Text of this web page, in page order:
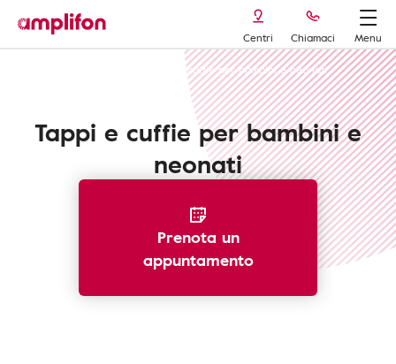
Centri Chiamaci
Menu
Tappi e cuffie per bambini e neonati
Tappi e cuffie per bambini e
neonati
Prenota un
appuntamento